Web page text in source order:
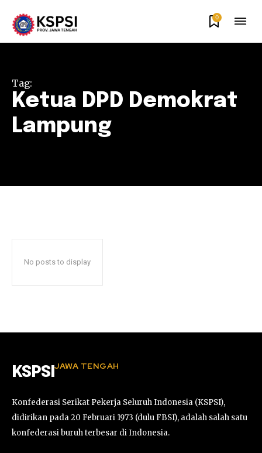
0
Tag:
Ketua DPD Demokrat
Lampung
No posts to display
KSPSI JAWA TENGAH
Konfederasi Serikat Pekerja Seluruh Indonesia (KSPSI),
didirikan pada 20 Februari 1973 (dulu FBSI), adalah salah satu
konfederasi buruh terbesar di Indonesia.